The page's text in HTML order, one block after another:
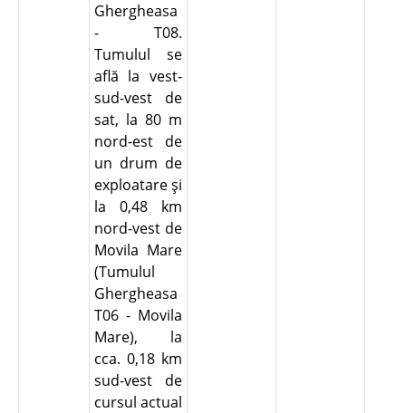
Ghergheasa
- T08.
Tumulul se
află la vest-
sud-vest de
sat, la 80 m
nord-est de
un drum de
exploatare şi
la 0,48 km
nord-vest de
Movila Mare
(Tumulul
Ghergheasa
T06 - Movila
Mare), la
cca. 0,18 km
sud-vest de
cursul actual